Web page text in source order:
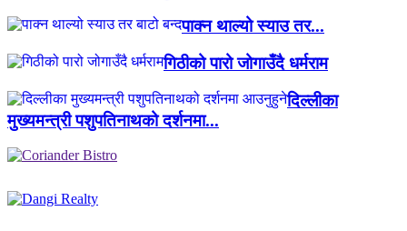
पाक्न थाल्यो स्याउ तर...
गिठीको पारो जोगाउँदै धर्मराम
दिल्लीका
मुख्यमन्त्री पशुपतिनाथको दर्शनमा...